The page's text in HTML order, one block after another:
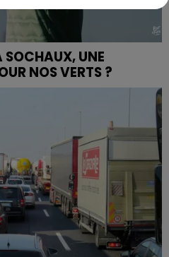
SOCHAUX, UNE
NOS VERTS ?